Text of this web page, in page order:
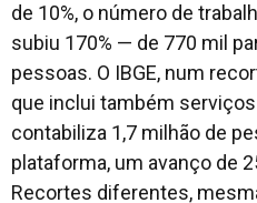
de 10%, o número de
subiu 170% — de 770 mil
pessoas. O IBGE, num
que inclui também
contabiliza 1,7 milhão de
plataforma, um avanço de
Recortes diferentes,